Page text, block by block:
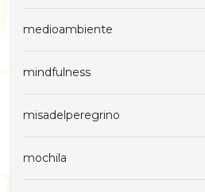
medioambiente
mindfulness
misadelperegrino
mochila